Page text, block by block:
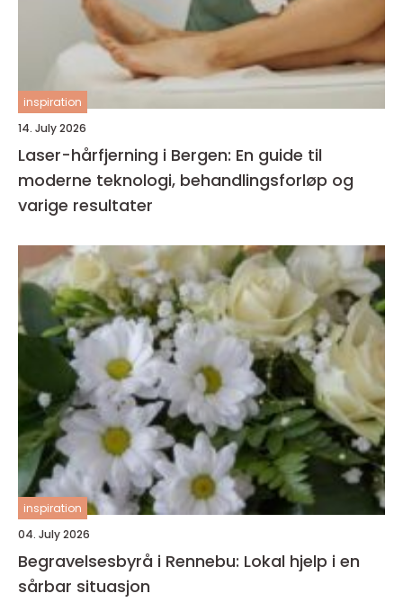
inspiration
14. July 2026
Laser-hårfjerning i Bergen: En guide til
moderne teknologi, behandlingsforløp og
varige resultater
inspiration
04. July 2026
Begravelsesbyrå i Rennebu: Lokal hjelp i en
sårbar situasjon